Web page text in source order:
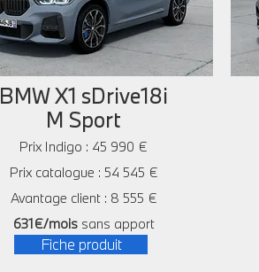
BMW X1 sDrive18i
M Sport
Prix Indigo : 45 990 €
Prix catalogue : 54 545 €
Avantage client : 8 555 €
631€/moissans apport
Fiche produit